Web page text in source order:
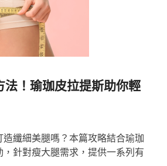
法！瑜珈皮拉提斯助你輕
纖細美腿嗎？本篇攻略結合瑜珈
針對瘦大腿需求，提供一系列有